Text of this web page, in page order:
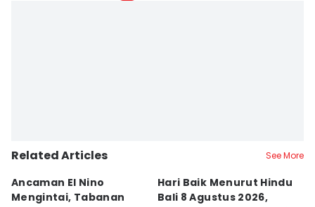
Related Articles See More
Ancaman El Nino
Mengintai, Tabanan
Hari Baik Menurut Hindu
Bali 8 Agustus 2026,